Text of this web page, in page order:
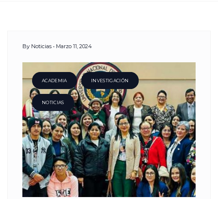
Day:
Marzo,
2024
By Noticias Marzo 11, 2024
ACADEMIA INVESTIGACIÓN
NOTICIAS